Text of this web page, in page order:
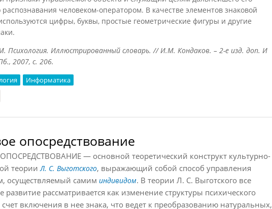
распознавания человеком-оператором. В качестве элементов знаковой
цифры, буквы, простые геометрические фигуры и другие
Психология. Иллюстрированный словарь. // И.М. Кондаков. – 2-е изд. доп. И
2007, с. 206.
Информатика
опосредствование
— основной теоретический конструкт культурно-
теорииЛ. С. Выготского, выражающий собой способ управления
осуществляемый самим индивидом. В теории Л. С. Выготского все
развитие рассматривается как изменение структуры психического
счет включения в нее знака, что ведет к преобразованию натуральных,